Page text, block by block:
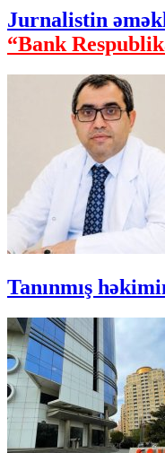
Jurnalistin
“Bank
Tanınmış